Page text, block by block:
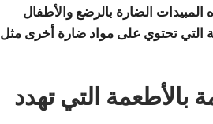
الضارة بالرضع والأطفال
التي تحتوي على مواد ضارة أخرى مثل
التي تهدد